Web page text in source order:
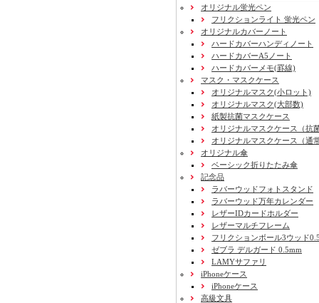
オリジナル蛍光ペン
フリクションライト 蛍光ペン
オリジナルカバーノート
ハードカバーハンディノート
ハードカバーA5ノート
ハードカバーメモ(罫線)
マスク・マスクケース
オリジナルマスク(小ロット)
オリジナルマスク(大部数)
紙製抗菌マスクケース
オリジナルマスクケース（抗
オリジナルマスクケース（通
オリジナル傘
ベーシック折りたたみ傘
記念品
ラバーウッドフォトスタンド
ラバーウッド万年カレンダー
レザーIDカードホルダー
レザーマルチフレーム
フリクションボール3ウッド
ゼブラ デルガード 0.5mm
LAMYサファリ
iPhoneケース
iPhoneケース
高級文具